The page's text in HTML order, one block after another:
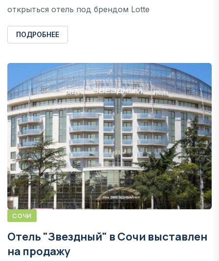
открыться отель под брендом Lotte
ПОДРОБНЕЕ
СОЧИ
Отель "Звездный" в Сочи выставлен
на продажу